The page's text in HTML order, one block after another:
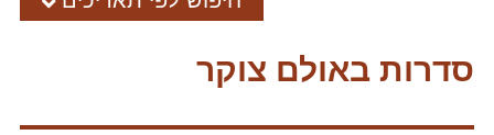
סדרות באולם צוקר